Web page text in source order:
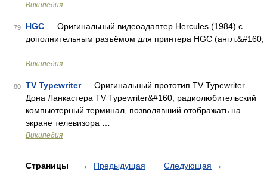
Википедия
79 HGC — Оригинальный видеоадаптер Hercules (1984) с
дополнительным разъёмом для принтера HGC (англ.&#160;
Википедия
80 TV Typewriter— Оригинальный прототип TV Typewriter
Дона Ланкастера TV Typewriter&#160; радиолюбительский
компьютерный терминал, позволявший отображать на
экране телевизора …
Википедия
Страницы ← Предыдущая Следующая →